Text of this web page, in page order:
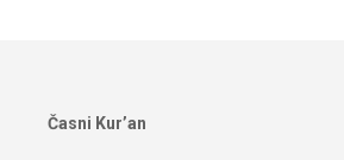
Časni Kur’an